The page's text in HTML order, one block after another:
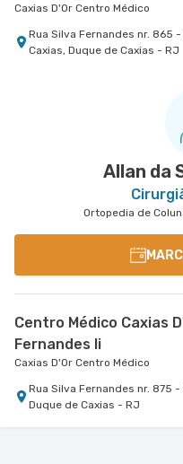
Caxias D'Or Centro Médico
Rua Silva Fernandes nr. 865
Caxias, Duque de Caxias - RJ
Avenida Das Americas nr.
Allan da
Ortopedia de
Centro Médico Caxias
Fernandes Ii
Caxias D'Or Centro Médico
Rua Silva Fernandes nr. 875 -
Duque de Caxias - RJ